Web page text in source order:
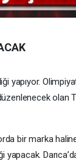
yapıyor.
olan
bir marka